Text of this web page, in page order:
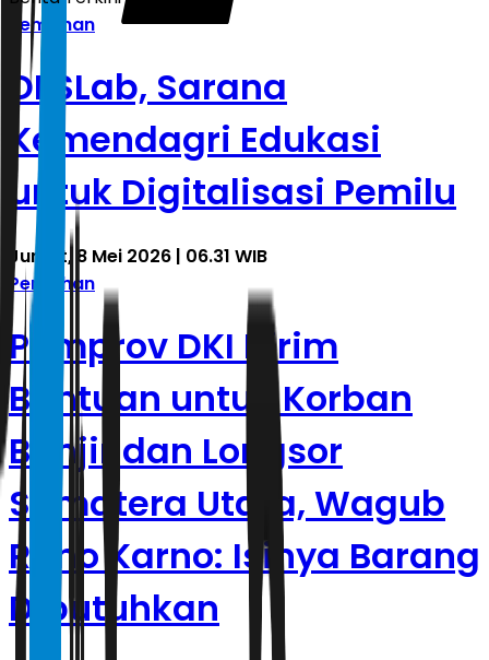
Pemilihan
DESLab, Sarana
Kemendagri Edukasi
untuk Digitalisasi Pemilu
Jumat, 8 Mei 2026 | 06.31 WIB
Pemilihan
Pemprov DKI Kirim
Bantuan untuk Korban
Banjir dan Longsor
Sumatera Utara, Wagub
Rano Karno: Isinya Barang
Dibutuhkan